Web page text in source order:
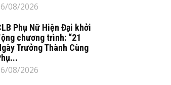
08/2026
Phụ Nữ Hiện Đại khởi
chương trình: “21
Trưởng Thành Cùng
08/2026